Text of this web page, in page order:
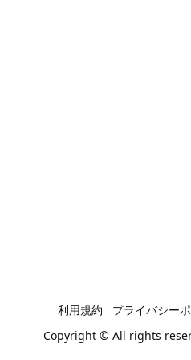
利用規約 プライバシー
Copyright © All rights